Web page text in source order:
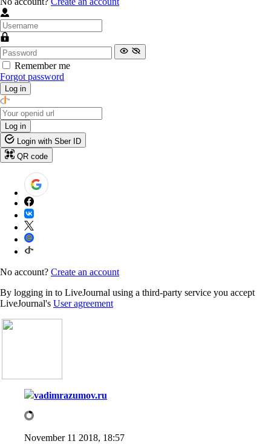
Remember me
Forgot password
Log in
Log in
Login with Sber ID
QR code
No account? Create an account
By logging in to LiveJournal using a third-party service you accept
LiveJournal's User agreement
vadimrazumov.ru
November 11 2018, 18:57